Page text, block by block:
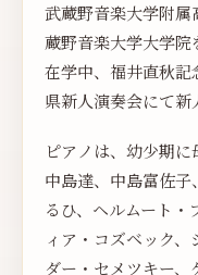
武蔵野音楽大学附
蔵野音楽大学大学院
在学中、福井直秋記
県新人演奏会にて新
ピアノは、幼少期に
中島達、中島富佐
るひ、ヘルムート
ィア・コズベック
ダー・セメツキー、